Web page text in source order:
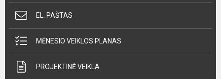
EL. PAŠTAS
MĖNESIO VEIKLOS PLANAS
PROJEKTINĖ VEIKLA